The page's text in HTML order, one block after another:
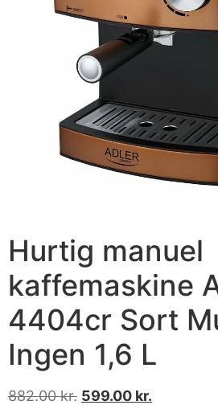
Hurtig manuel
kaffemaskine
4404cr Sort
Ingen 1,6 L
882.00kr. 599.00 kr.